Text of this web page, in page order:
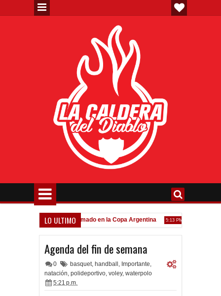
LO ULTIMO
Todo confirmado en la Copa Argentina 5:13 PM Goleada
Agenda del fin de semana
0 basquet, handball , Importante,
natación, polideportivo, voley, waterpolo
5:21 p.m.